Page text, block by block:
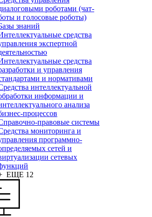
роботами (чат-
и голосовые роботы)
знаний
средства
экспертной
средства
и управления
и нормативами
интеллектуальной
информации и
анализа
процессов
правовые системы
мониторинга и
программно-
сетей и
сетевых
ЕЩЕ 12